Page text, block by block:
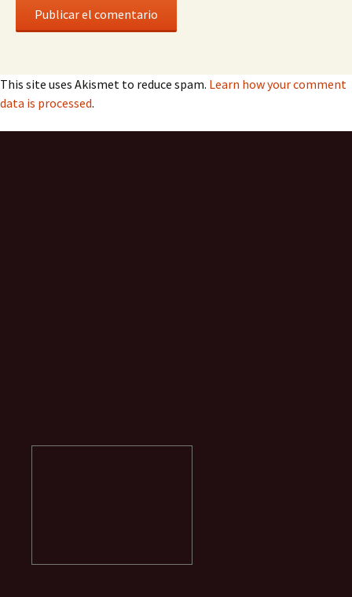
This site uses Akismet to reduce spam. Learn how your comment
data is processed.